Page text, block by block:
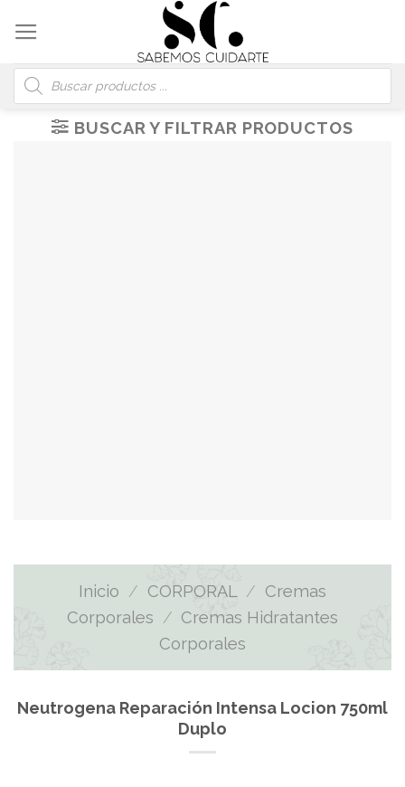
content
Búsqueda
de
productos
BUSCAR Y FILTRAR PRODUCTOS
Inicio / CORPORAL / Cremas
Corporales / Cremas Hidratantes
Corporales
Neutrogena Reparación Intensa Locion 750ml
Duplo